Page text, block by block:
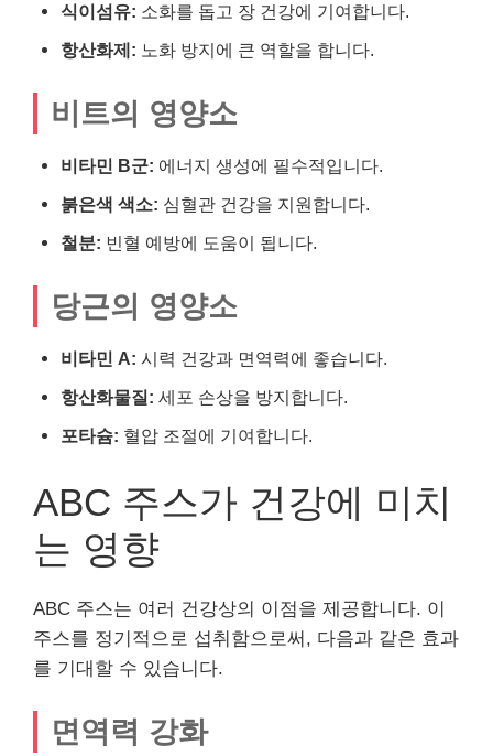
식이섬유: 소화를 돕고 장 건강에 기여합니다.
항산화제: 노화 방지에 큰 역할을 합니다.
비트의 영양소
비타민 B군: 에너지 생성에 필수적입니다.
붉은색 색소: 심혈관 건강을 지원합니다.
철분: 빈혈 예방에 도움이 됩니다.
당근의 영양소
비타민 A: 시력 건강과 면역력에 좋습니다.
항산화물질: 세포 손상을 방지합니다.
포타슘: 혈압 조절에 기여합니다.
ABC 주스가 건강에 미치
는 영향
ABC 주스는 여러 건강상의 이점을 제공합니다. 이
주스를 정기적으로 섭취함으로써, 다음과 같은 효과
를 기대할 수 있습니다.
면역력 강화